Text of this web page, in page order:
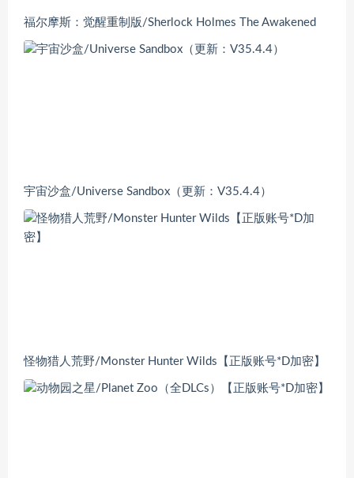
福尔摩斯：觉醒重制版/Sherlock Holmes The Awakened
宇宙沙盒/Universe Sandbox（更新：V35.4.4）
怪物猎人荒野/Monster Hunter Wilds【正版账号*D加密】